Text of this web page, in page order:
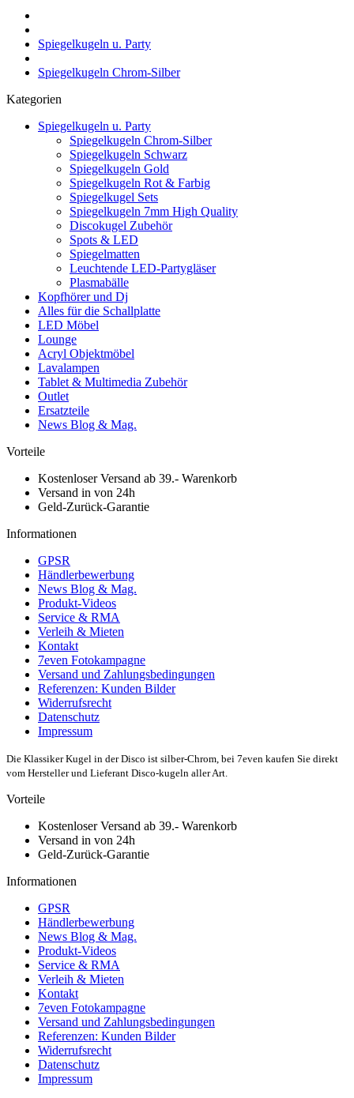
Spiegelkugeln u. Party
Spiegelkugeln Chrom-Silber
Kategorien
Spiegelkugeln u. Party
Spiegelkugeln Chrom-Silber
Spiegelkugeln Schwarz
Spiegelkugeln Gold
Spiegelkugeln Rot & Farbig
Spiegelkugel Sets
Spiegelkugeln 7mm High Quality
Discokugel Zubehör
Spots & LED
Spiegelmatten
Leuchtende LED-Partygläser
Plasmabälle
Kopfhörer und Dj
Alles für die Schallplatte
LED Möbel
Lounge
Acryl Objektmöbel
Lavalampen
Tablet & Multimedia Zubehör
Outlet
Ersatzteile
News Blog & Mag.
Vorteile
Kostenloser Versand ab 39.- Warenkorb
Versand in von 24h
Geld-Zurück-Garantie
Informationen
GPSR
Händlerbewerbung
News Blog & Mag.
Produkt-Videos
Service & RMA
Verleih & Mieten
Kontakt
7even Fotokampagne
Versand und Zahlungsbedingungen
Referenzen: Kunden Bilder
Widerrufsrecht
Datenschutz
Impressum
Die Klassiker Kugel in der Disco ist silber-Chrom, bei 7even kaufen Sie direkt
vom Hersteller und Lieferant Disco-kugeln aller Art.
Vorteile
Kostenloser Versand ab 39.- Warenkorb
Versand in von 24h
Geld-Zurück-Garantie
Informationen
GPSR
Händlerbewerbung
News Blog & Mag.
Produkt-Videos
Service & RMA
Verleih & Mieten
Kontakt
7even Fotokampagne
Versand und Zahlungsbedingungen
Referenzen: Kunden Bilder
Widerrufsrecht
Datenschutz
Impressum